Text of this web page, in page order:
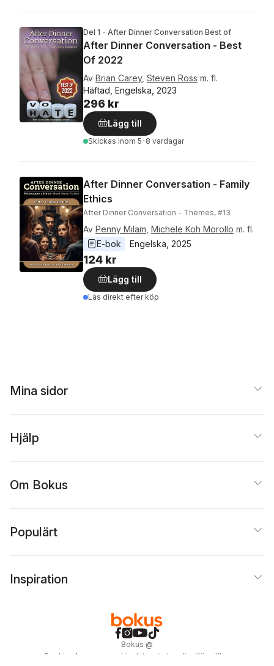
Del 1 - After Dinner Conversation Best of
After Dinner Conversation - Best
Of 2022
Av Brian Carey, Steven Ross m. fl.
Häftad, Engelska, 2023
296 kr
Lägg till
Skickas inom 5-8 vardagar
After Dinner Conversation - Family
Ethics
After Dinner Conversation - Themes, #13
Av Penny Milam Michele Koh Morollo m. fl.
E-bok
Engelska 2025
124 kr
Lägg till
Läs direkt efter köp
Mina sidor
Hjälp
Om Bokus
Populärt
Inspiration
Bokus @
Cookies
Anpassa cookies Integritetspolicy Köpvillkor